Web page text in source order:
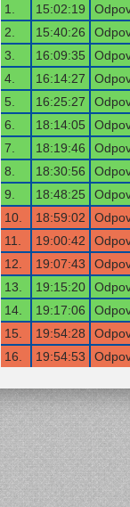
1.
15:02:19
2.
15:40:26
3.
16:09:35
4.
16:14:27
5.
16:25:27
6.
18:14:05
7.
18:19:46
8.
18:30:56
9.
18:48:25
10.
18:59:02
11.
19:00:42
12.
19:07:43
13.
19:15:20
14.
19:17:06
15.
19:54:28
16.
19:54:53